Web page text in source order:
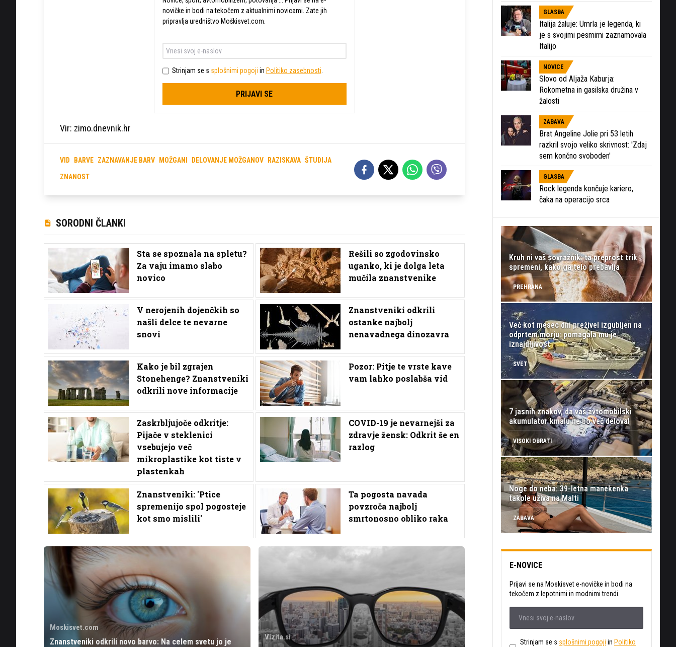
novičke in bodi na tekočem z aktualnimi novicami. Zate jih
pripravlja uredništvo Moškisvet.com.
Strinjam se s splošnimi pogoji in Politiko zasebnosti
PRIJAVI SE
Vir: zimo.dnevnik.hr
VID BARVE ZAZNAVANJE BARV MOŽGANI DELOVANJE MOŽGANOV RAZISKAVA ŠTUDIJA
ZNANOST
SORODNI ČLANKI
Sta se spoznala na spletu?
Za vaju imamo slabo
novico
Rešili so zgodovinsko
uganko, ki je dolga leta
mučila znanstvenike
V nerojenih dojenčkih so
našli delce te nevarne
snovi
Znanstveniki odkrili
ostanke najbolj
nenavadnega dinozavra
Kako je bil zgrajen
Stonehenge? Znanstveniki
odkrili nove informacije
Pozor: Pitje te vrste kave
vam lahko poslabša vid
Zaskrbljujoče odkritje:
Pijače v steklenici
vsebujejo več
mikroplastike kot tiste v
plastenkah
COVID-19 je nevarnejši za
zdravje žensk: Odkrit še en
razlog
Znanstveniki: 'Ptice
spremenijo spol pogosteje
kot smo mislili'
Ta pogosta navada
povzroča najbolj
smrtonosno obliko raka
Moskisvet.com
Znanstveniki odkrili novo barvo: Na celem svetu jo je
Vizita.si
GLASBA
Italija žaluje: Umrla je legenda, ki
je s svojimi pesmimi zaznamovala
Italijo
NOVICE
Slovo od Aljaža Kaburja:
Rokometna in gasilska družina v
žalosti
ZABAVA
Brat Angeline Jolie pri 53 letih
razkril svojo veliko skrivnost: 'Zdaj
sem končno svoboden'
GLASBA
Rock legenda končuje kariero,
čaka na operacijo srca
Kruh ni vaš sovražnik: ta preprost trik
spremeni, kako ga telo prebavlja
PREHRANA
Več kot mesec dni preživel izgubljen na
odprtem morju: pomagala mu je
iznajdljivost
SVET
7 jasnih znakov, da vaš avtomobilski
akumulator kmalu ne bo več deloval
VISOKI OBRATI
Noge do neba: 39-letna manekenka
takole uživa na Malti
ZABAVA
E-NOVICE
Prijavi se na Moskisvet e-novičke in bodi na
tekočem z lepotnimi in modnimi trendi.
Strinjam se s splošnimi pogoji in Politiko